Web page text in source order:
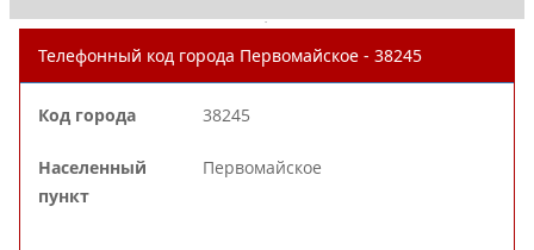
.
Телефонный код города Первомайское - 38245
Код города 38245
Населенный
пункт
Первомайское